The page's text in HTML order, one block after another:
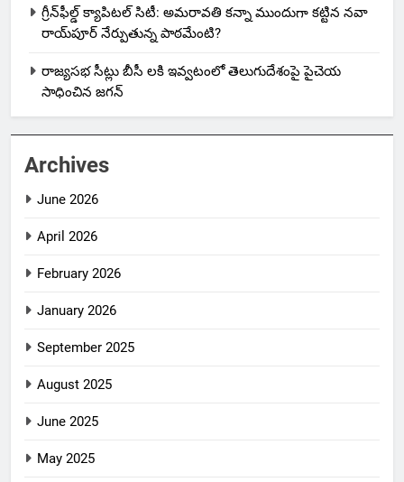
గ్రీన్‌ఫీల్డ్ క్యాపిటల్ సిటీ: అమరావతి కన్నా ముందుగా కట్టిన నవా
రాయ్‌పూర్ నేర్పుతున్న పాఠమేంటి?
రాజ్యసభ సీట్లు బీసీ లకి ఇవ్వటంలో తెలుగుదేశంపై పైచెయ
సాధించిన జగన్
Archives
June 2026
April 2026
February 2026
January 2026
September 2025
August 2025
June 2025
May 2025